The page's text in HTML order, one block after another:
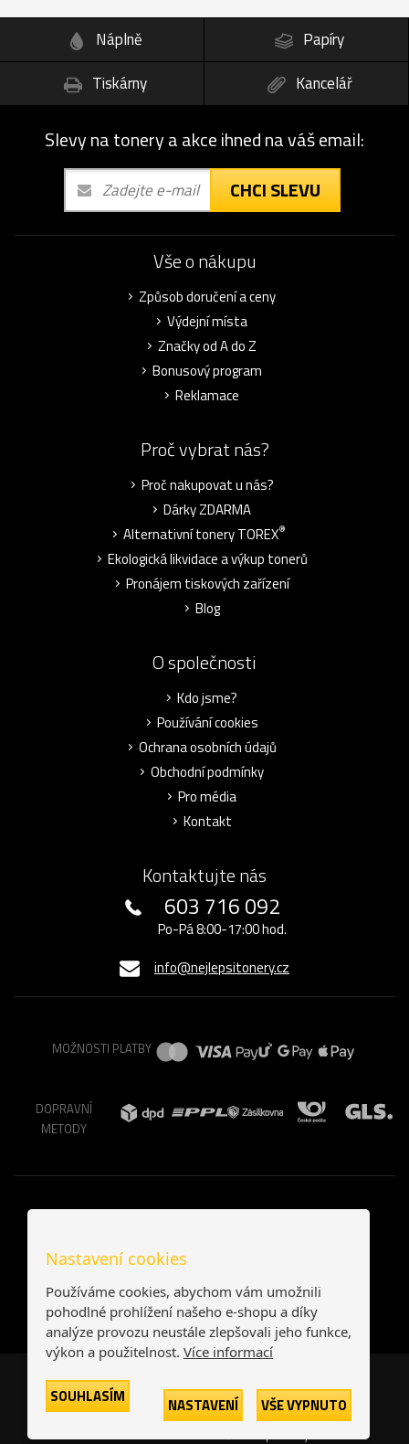
Náplně
Papíry
Tiskárny
Kancelář
Slevy na tonery a akce ihned na váš email:
CHCI SLEVU
Vše o nákupu
Způsob doručení a ceny
Výdejní místa
Značky od A do Z
Bonusový program
Reklamace
Proč vybrat nás?
Proč nakupovat u nás?
Dárky ZDARMA
Alternativní tonery TOREX®
Ekologická likvidace a výkup tonerů
Pronájem tiskových zařízení
Blog
O společnosti
Kdo jsme?
Používání cookies
Ochrana osobních údajů
Obchodní podmínky
Pro média
Kontakt
Kontaktujte nás
603 716 092
Po-Pá 8:00-17:00 hod.
info@nejlepsitonery.cz
MOŽNOSTI PLATBY
DOPRAVNÍ
METODY
Česká republika Slovensko
Nastavení cookies
Používáme cookies, abychom vám umožnili
pohodlné prohlížení našeho e-shopu a díky
analýze provozu neustále zlepšovali jeho funkce,
výkon a použitelnost. Více informací
SOUHLASÍM NASTAVENÍ VŠE VYPNUTO